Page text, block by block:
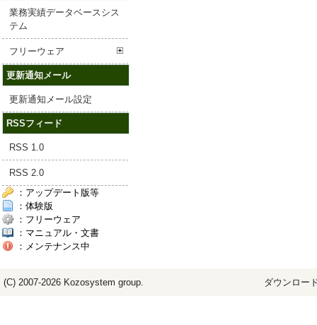
業務実績データベースシス
テム
フリーウェア
更新通知メール
更新通知メール設定
RSSフィード
RSS 1.0
RSS 2.0
：アップデート版等
：体験版
：フリーウェア
：マニュアル・文書
：メンテナンス中
(C) 2007-2026 Kozosystem group. ダウンロー